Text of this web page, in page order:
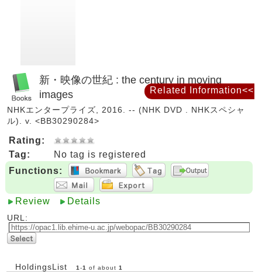
新・映像の世紀 : the century in moving
images
NHKエンタープライズ, 2016. -- (NHK DVD . NHKスペシャ
ル). v. <BB30290284>
Rating:
Tag:
No tag is registered
Functions:
Review Details
URL:
HoldingsList 1 -1 of about 1
Related Information<<